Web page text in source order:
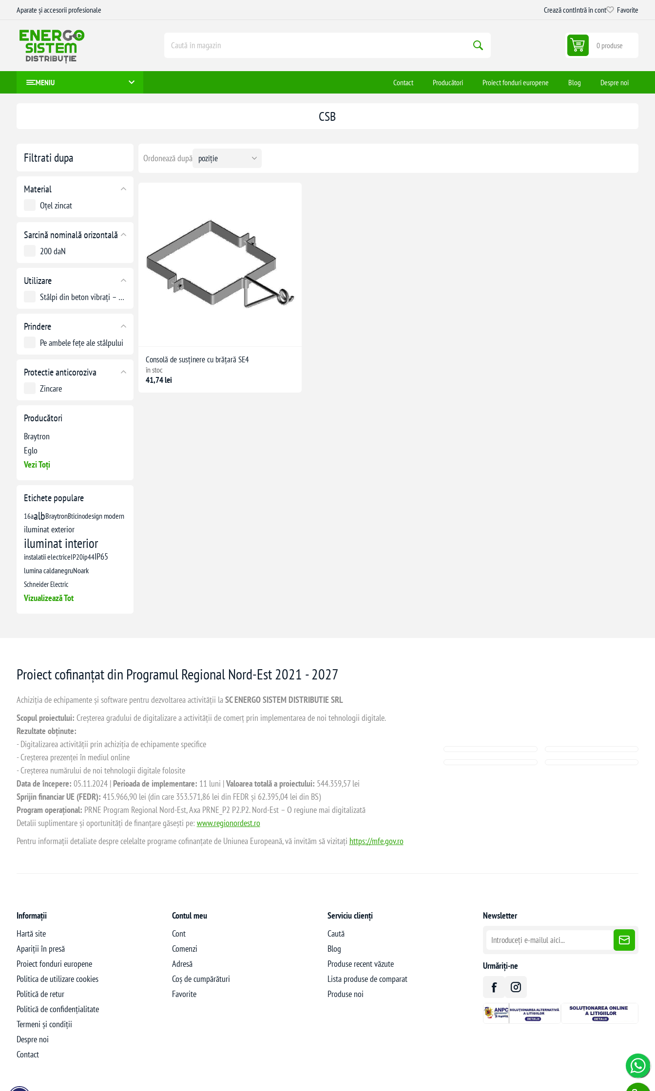
Aparate și accesorii profesionale Crează contIntră în cont Favorite
0 produse
MENIU Contact Producători Proiect fonduri europene Blog Despre noi
Filtrati dupa
Material
Oțel zincat
Sarcină nominală orizontală
200 daN
Utilizare
Stâlpi din beton vibrați – precomprimați
Prindere
Pe ambele fețe ale stâlpului
Protectie anticoroziva
Zincare
Producători
Braytron
Eglo
Vezi Toți
Etichete populare
16aalbBraytronBticinodesign modern
iluminat exterior
iluminat interior
instalatii electriceIP20ip44IP65
lumina caldanegruNoark
Schneider Electric
Vizualizează Tot
CSB
Ordonează după
Consolă de susținere cu brățară SE4
în stoc
41,74 lei
Proiect cofinanțat din Programul Regional Nord-Est 2021 - 2027
Achiziția de echipamente și software pentru dezvoltarea activității laSC ENERGO SISTEM DISTRIBUTIE SRL
Scopul proiectului: Creșterea gradului de digitalizare a activității de comerț prin implementarea de noi tehnologii digitale.
Rezultate obținute:
- Digitalizarea activității prin achiziția de echipamente specifice
- Creșterea prezenței în mediul online
- Creșterea numărului de noi tehnologii digitale folosite
Data de începere: 05.11.2024 | Perioada de implementare: 11 luni |Valoarea totală a proiectului: 544.359,57 lei
Sprijin financiar UE (FEDR): 415.966,90 lei (din care 353.571,86 lei din FEDR și 62.395,04 lei din BS)
Program operațional: PRNE Program Regional Nord-Est, Axa PRNE_P2 P2.P2. Nord-Est – O regiune mai digitalizată
Detalii suplimentare și oportunități de finanțare găsești pe: www.regionordest.ro
Pentru informații detaliate despre celelalte programe cofinanțate de Uniunea Europeană, vă invităm să vizitați https://mfe.gov.ro
Informații
Hartă site
Apariții în presă
Proiect fonduri europene
Politica de utilizare cookies
Politică de retur
Politică de confidențialitate
Termeni și condiții
Despre noi
Contact
Contul meu
Cont
Comenzi
Adresă
Coș de cumpărături
Favorite
Serviciu clienți
Caută
Blog
Produse recent văzute
Lista produse de comparat
Produse noi
Newsletter
Urmăriți-ne